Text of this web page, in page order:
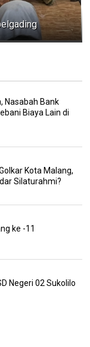
Nasabah Bank
Biaya Lain di
Kota Malang,
Silaturahmi?
ke -11
Negeri 02 Sukolilo